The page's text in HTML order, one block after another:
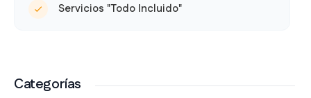
Servicios "Todo Incluido"
Categorías